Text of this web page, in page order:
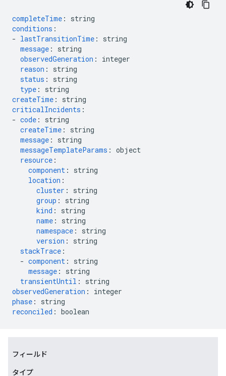
completeTime :
string
conditions :
- lastTransitionTime :
string
message :
string
observedGeneration :
integer
reason :
string
status :
string
type :
string
createTime :
string
criticalIncidents :
- code :
string
createTime :
string
message :
string
messageTemplateParams : object
resource :
component :
string
location :
cluster :
string
group :
string
kind :
string
name :
string
namespace :
string
version :
string
stackTrace :
- component :
string
message :
string
transientUntil :
string
observedGeneration :
integer
phase :
string
reconciled : boolean
フィールド
タイプ